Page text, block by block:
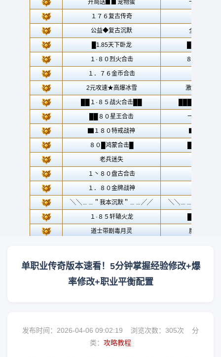
单职业传奇版本速看！5分钟掌握经验修改+爆
率修改+职业平衡配置
发布时间：2026-04-06 09:02:19 浏览次数： 305次 分
类： 攻略教程